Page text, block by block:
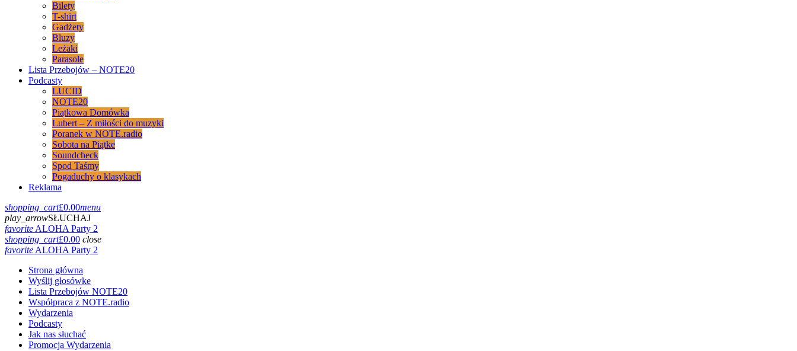
Bilety
T-shirt
Gadżety
Bluzy
Leżaki
Parasole
Lista Przebojów – NOTE20
Podcasty
LUCID
NOTE20
Piątkowa Domówka
Lubert – Z miłości do muzyki
Poranek w NOTE.radio
Sobota na Piątke
Soundcheck
Spod Taśmy
Pogaduchy o klasykach
Reklama
shopping_cart£0.00menu
play_arrowSŁUCHAJ
favoriteALOHA Party 2
shopping_cart£0.00 close
favoriteALOHA Party 2
Strona główna
Wyślij głosówke
Lista Przebojów NOTE20
Współpraca z NOTE.radio
Wydarzenia
Podcasty
Jak nas słuchać
Promocja Wydarzenia